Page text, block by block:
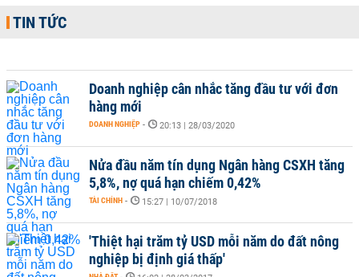
TIN TỨC
Doanh nghiệp cân nhắc tăng đầu tư với đơn
hàng mới
DOANH NGHIỆP - 20:13 | 28/03/2020
Nửa đầu năm tín dụng Ngân hàng CSXH tăng
5,8%, nợ quá hạn chiếm 0,42%
TÀI CHÍNH - 15:27 | 10/07/2018
'Thiệt hại trăm tỷ USD mỗi năm do đất nông
nghiệp bị định giá thấp'